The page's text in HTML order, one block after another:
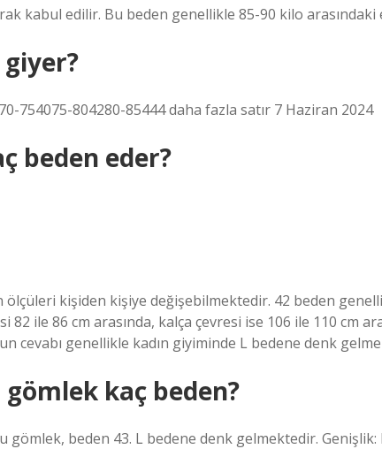
kabul edilir. Bu beden genellikle 85-90 kilo
754075-804280-85444 daha fazla satır 7 Haziran 2024
beden eder?
ölçüleri kişiden kişiye değişebilmektedir. 42 beden
82 ​​ile 86 cm arasında, kalça çevresi ise 106 ile 110 cm
cevabı genellikle kadın giyiminde L bedene denk
kaç beden?
beden 43. L bedene denk gelmektedir. Genişlik: